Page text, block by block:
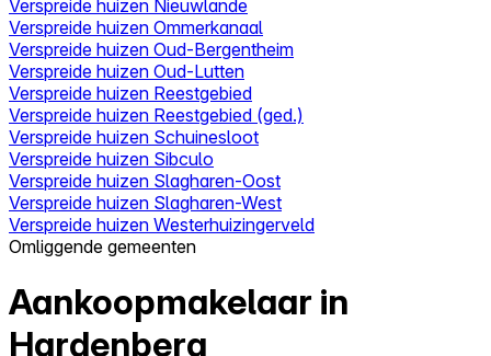
Verspreide huizen Nieuwlande
Verspreide huizen Ommerkanaal
Verspreide huizen Oud-Bergentheim
Verspreide huizen Oud-Lutten
Verspreide huizen Reestgebied
Verspreide huizen Reestgebied (ged.)
Verspreide huizen Schuinesloot
Verspreide huizen Sibculo
Verspreide huizen Slagharen-Oost
Verspreide huizen Slagharen-West
Verspreide huizen Westerhuizingerveld
Omliggende gemeenten
Aankoopmakelaar in
Hardenberg